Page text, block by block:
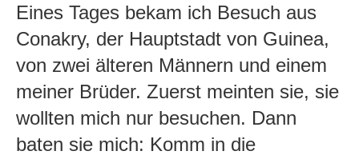
Eines Tages bekam ich Besuch aus
Conakry, der Hauptstadt von Guinea,
von zwei älteren Männern und einem
meiner Brüder. Zuerst meinten sie, sie
wollten mich nur besuchen. Dann
baten sie mich: Komm in die